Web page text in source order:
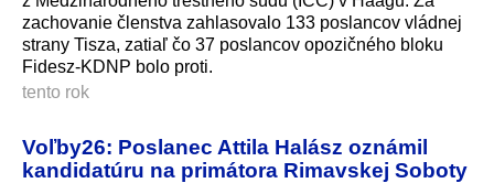
zachovanie členstva zahlasovalo 133 poslancov vládnej
strany Tisza, zatiaľ čo 37 poslancov opozičného bloku
Fidesz-KDNP bolo proti.
tento rok
Voľby26: Poslanec Attila Halász oznámil
kandidatúru na primátora Rimavskej Soboty